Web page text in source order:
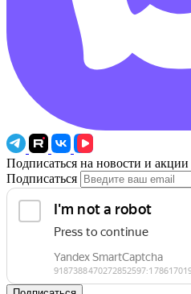
Подписаться на новости и акции
Подписаться